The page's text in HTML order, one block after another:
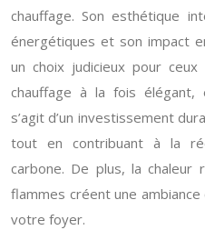
chauffage. Son esthétique
énergétiques et son impact
un choix judicieux pour
chauffage à la fois élégant,
s’agit d’un investissement
tout en contribuant à la
carbone. De plus, la
flammes créent une
votre foyer.